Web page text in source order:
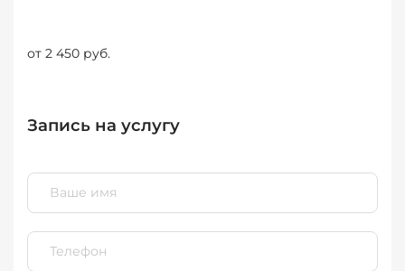
от 2 450 руб.
Запись на услугу